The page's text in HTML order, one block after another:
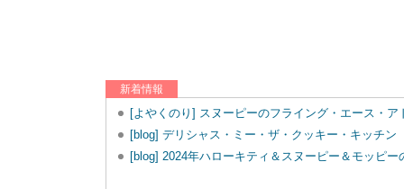
新着情報
[よやくのり] スヌーピーのフライング・エース・
[blog] デリシャス・ミー・ザ・クッキー・キッチン
[blog] 2024年ハローキティ＆スヌーピー＆モッピ